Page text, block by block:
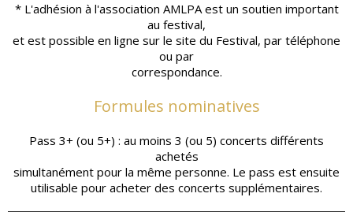
* L'adhésion à l'association AMLPA est un soutien important
au festival,
et est possible en ligne sur le site du Festival, par téléphone
ou par
correspondance.
Formules nominatives
Pass 3+ (ou 5+) : au moins 3 (ou 5) concerts différents
achetés
simultanément pour la même personne. Le pass est ensuite
utilisable pour acheter des concerts supplémentaires.